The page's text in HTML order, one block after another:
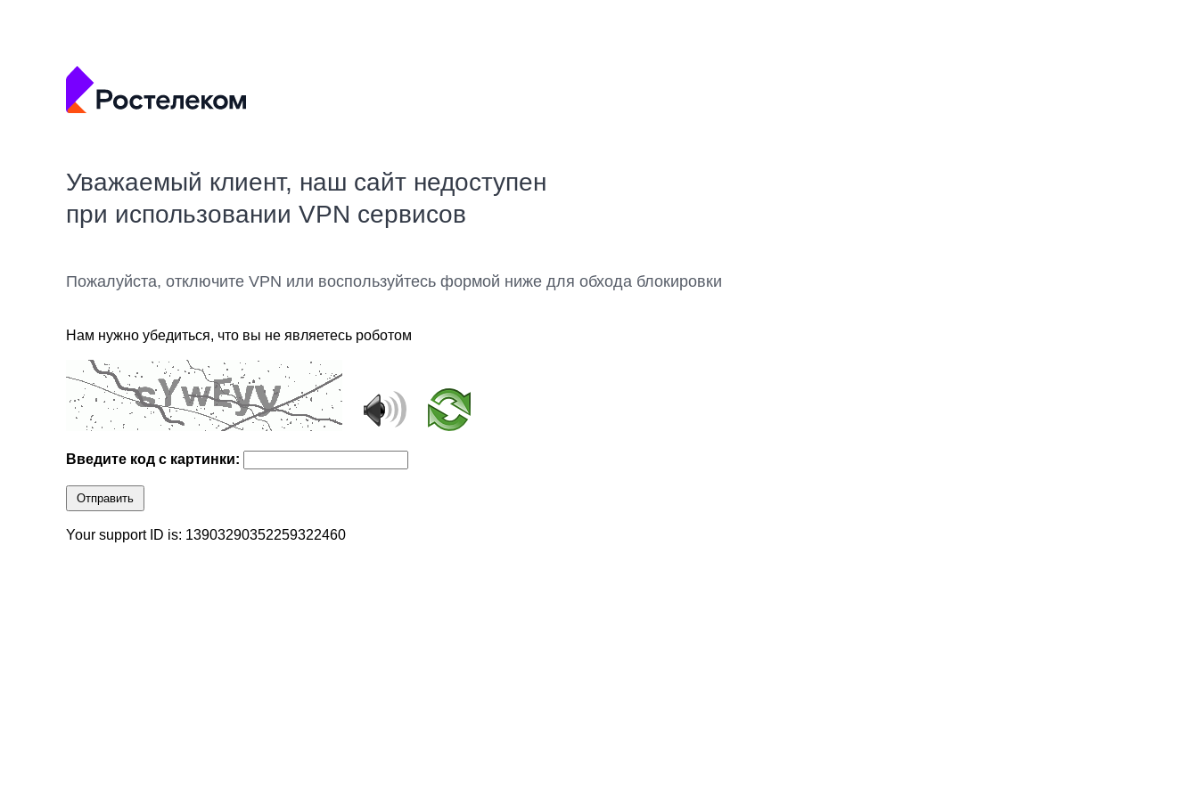
Уважаемый клиент, наш сайт недоступен
при использовании VPN сервисов
Пожалуйста, отключите VPN или воспользуйтесь формой ниже для обхода блокировки
Нам нужно убедиться, что вы не являетесь роботом
Введите код с картинки:
Отправить
Your support ID is: 13903290352259322460